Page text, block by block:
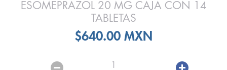
ESOMEPRAZOL 20 MG CAJA CON 14
TABLETAS
$640.00 MXN
1